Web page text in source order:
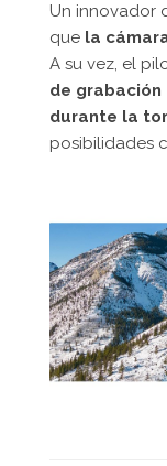
Un innovador
que la
A su vez, el
de
durante la
posibilidades